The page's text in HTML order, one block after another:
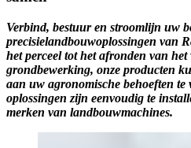
Verbind, bestuur en stroomlijn uw
precisielandbouwoplossingen van
het perceel tot het afronden van
grondbewerking, onze producten
aan uw agronomische behoeften te
oplossingen zijn eenvoudig te
merken van landbouwmachines.